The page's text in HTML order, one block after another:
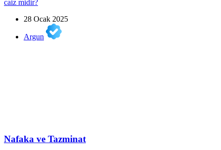
caiz midir?
28 Ocak 2025
Argun
Nafaka ve Tazminat